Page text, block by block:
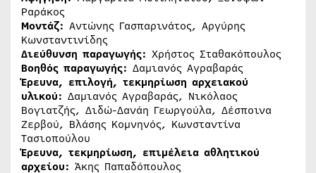
Ραράκος
Μοντάζ: Αντώνης Γασπαρινάτος, Αργύρης
Κωνσταντινίδης
Διεύθυνση παραγωγής: Χρήστος Σταθακόπουλος
Βοηθός παραγωγής: Δαμιανός Αγραβαράς
Έρευνα, επιλογή, τεκμηρίωση αρχειακού
υλικού: Δαμιανός Αγραβαράς, Νικόλαος
Βογιατζής, Διδώ-Δανάη Γεωργούλα, Δέσποινα
Ζερβού, Βλάσης Κομνηνός, Κωνσταντίνα
Τασιοπούλου
Έρευνα, τεκμηρίωση, επιμέλεια αθλητικού
αρχείου: Άκης Παπαδόπουλος